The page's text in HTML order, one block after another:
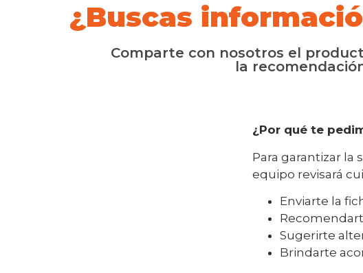
¿Buscas
Comparte con nosotros el
la
¿Por qué te
Para garantizar la
equipo revisará
Enviarte la
Sugerirte
Brindarte